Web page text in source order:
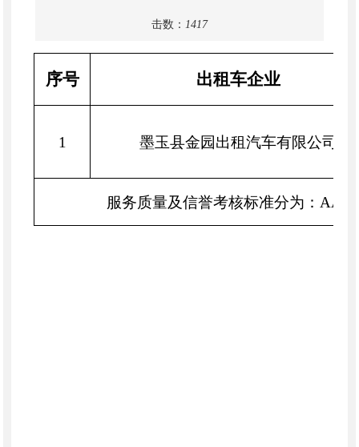
击数： 1417
序号 出租车企业
1 墨玉县金园出租汽车有限公司
服务质量及信誉考核标准分为：AAA